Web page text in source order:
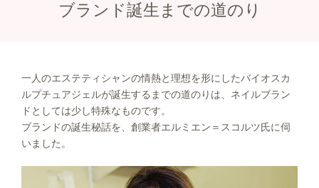
ブランド誕生までの道のり
一人のエステティシャンの情熱と理想を形にしたバイオスカ
ルプチュアジェルが誕生するまでの道のりは、ネイルブラン
ドとしては少し特殊なものです。
ブランドの誕生秘話を、創業者エルミエン＝スコルツ氏に伺
いました。